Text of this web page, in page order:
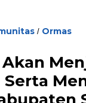
/ Ormas
Akan
Serta